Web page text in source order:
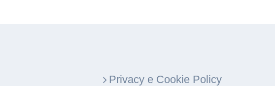
Privacy e Cookie Policy